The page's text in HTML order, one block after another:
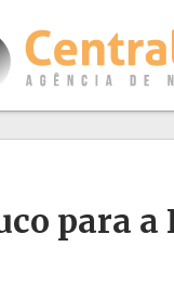
para a